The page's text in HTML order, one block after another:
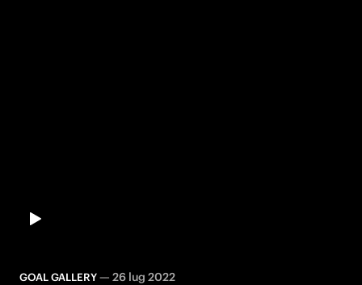
GOAL GALLERY— 26 lug 2022